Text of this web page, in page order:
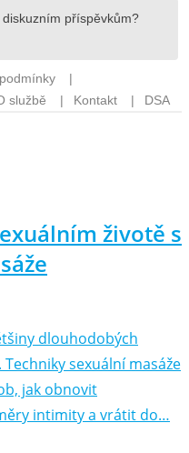
životě s
dlouhodobých
sexuální masáže
jak obnovit
intimity a vrátit do…